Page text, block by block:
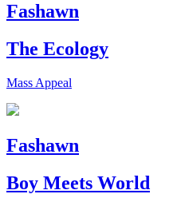
Fashawn
The Ecology
Mass Appeal
Fashawn
Boy Meets World